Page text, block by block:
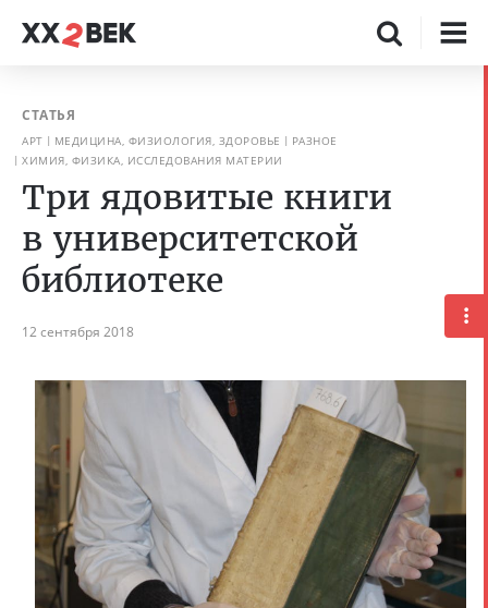
СТАТЬЯ
АРТ МЕДИЦИНА, ФИЗИОЛОГИЯ, ЗДОРОВЬЕ
РАЗНОЕ
ХИМИЯ, ФИЗИКА, ИССЛЕДОВАНИЯ МАТЕРИИ
Три ядовитые книги
в университетской
библиотеке
12 сентября 2018